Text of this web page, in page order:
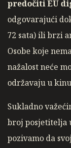
predočiti EU
odgovarajući
72 sata) ili brzi
Osobe koje
nažalost neće
održavaju u
Sukladno
broj posjetitelja
pozivamo da